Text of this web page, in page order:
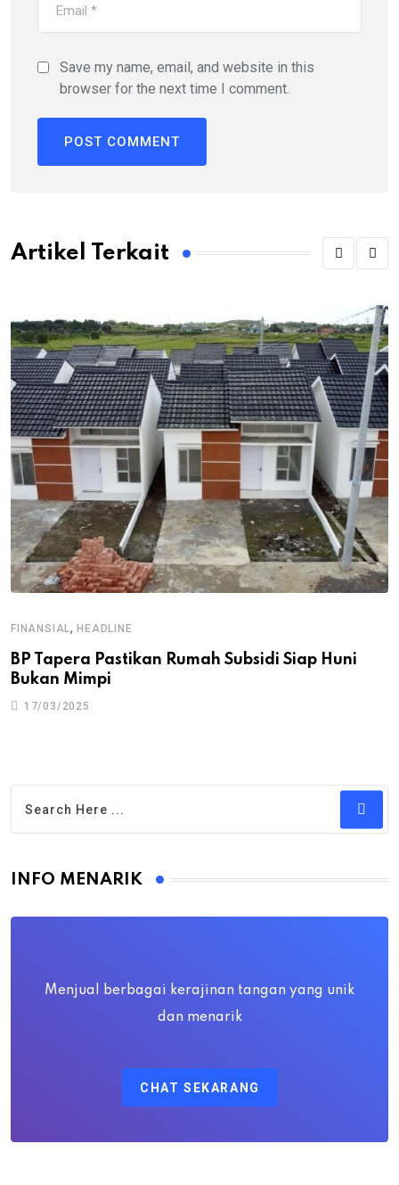
Save my name, email, and website in this
browser for the next time I comment.
Artikel Terkait
FINANSIAL,HEADLINE
BP Tapera Pastikan Rumah Subsidi Siap Huni
Bukan Mimpi
17/03/2025
INFO MENARIK
Menjual berbagai kerajinan tangan yang unik
dan menarik
CHAT SEKARANG